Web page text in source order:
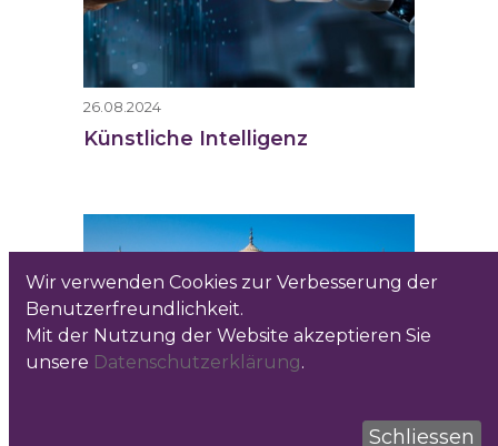
26.08.2024
Künstliche Intelligenz
Wir verwenden Cookies zur Verbesserung der
Benutzerfreundlichkeit.
Mit der Nutzung der Website akzeptieren Sie
unsere Datenschutzerklärung.
Schliessen